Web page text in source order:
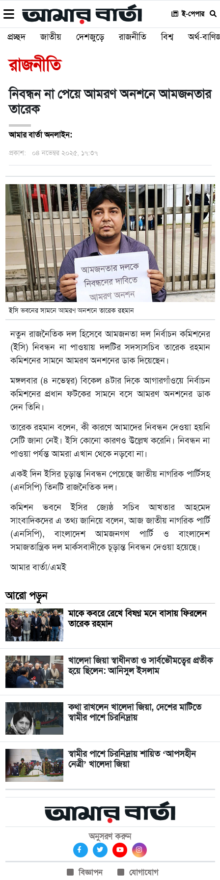
ই-পেপার
প্রচ্ছদ জাতীয় দেশজুড়ে রাজনীতি বিশ্ব অর্থ-
রাজনীতি
নিবন্ধন না পেয়ে আমরণ অনশনে আমজনতার
তারেক
আমার বার্তা অনলাইন:
প্রকাশ: ০৪ নভেম্বর ২০২৫, ১৭:৩৭
ইসি ভবনের সামনে আমরণ অনশনে তারেক রহমান
নতুন রাজনৈতিক দল হিসেবে আমজনতা দল নির্বাচন কমিশনের
(ইসি) নিবন্ধন না পাওয়ায় দলটির সদস্যসচিব তারেক রহমান
কমিশনের সামনে আমরণ অনশনের ডাক দিয়েছেন।
মঙ্গলবার (৪ নভেম্বর) বিকেল ৪টার দিকে আগারগাঁওয়ে নির্বাচন
কমিশনের প্রধান ফটকের সামনে বসে আমরণ অনশনের ডাক
দেন তিনি।
তারেক রহমান বলেন, কী কারণে আমাদের নিবন্ধন দেওয়া হয়নি
সেটি জানা নেই। ইসি কোনো কারণও উল্লেখ করেনি। নিবন্ধন না
পাওয়া পর্যন্ত আমরা এখান থেকে নড়বো না।
একই দিন ইসির চূড়ান্ত নিবন্ধন পেয়েছে জাতীয় নাগরিক পার্টিসহ
(এনসিপি) তিনটি রাজনৈতিক দল।
কমিশন ভবনে ইসির জ্যেষ্ঠ সচিব আখতার আহমেদ
সাংবাদিকদের এ তথ্য জানিয়ে বলেন, আজ জাতীয় নাগরিক পার্টি
(এনসিপি), বাংলাদেশ আমজনগণ পার্টি ও বাংলাদেশ
সমাজতান্ত্রিক দল মার্কসবাদীকে চূড়ান্ত নিবন্ধন দেওয়া হয়েছে।
আমার বার্তা/এমই
আরো পড়ুন
মাকে কবরে রেখে বিষণ্ন মনে বাসায় ফিরলেন
তারেক রহমান
খালেদা জিয়া স্বাধীনতা ও সার্বভৌমত্বের প্রতীক
হয়ে ছিলেন: আনিসুল ইসলাম
কথা রাখলেন খালেদা জিয়া, দেশের মাটিতে
স্বামীর পাশে চিরনিদ্রায়
স্বামীর পাশে চিরনিদ্রায় শায়িত ‘আপসহীন
নেত্রী’ খালেদা জিয়া
অনুসরণ করুন
বিজ্ঞাপন যোগাযোগ